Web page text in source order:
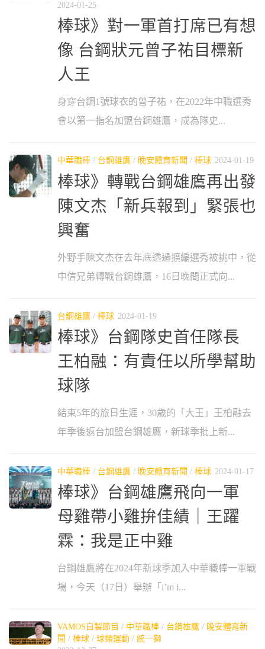
2024-01-25
棒球》對一軍首打席已有想
像 台鋼狀元曾子祐目標新
人王
身穿台鋼1號球衣的曾子祐，在2022年中職選秀
會以第一指名加盟台鋼雄鷹，成為隊史...
中華職棒 / 台鋼雄鷹 / 晚安體育新聞 / 棒球 2024-01-19
棒球》轉戰台鋼雄鷹再出發
陳文杰「新兵報到」緊張也
興奮
外野手陳文杰在去年底透過擴編選秀被挑中，從
中信兄弟轉戰台鋼雄鷹，16日晚間正式向...
台鋼雄鷹 / 棒球 2024-01-19
棒球》台鋼隊史首任隊長
王柏融：有責任以所學幫助
球隊
結束5年的旅日生涯，30歲的「大王」王柏融去
年季後返台加盟台鋼雄鷹，新球季批上新...
中華職棒 / 台鋼雄鷹 / 晚安體育新聞 / 棒球 2024-01-17
棒球》台鋼雄鷹飛向一軍
母雞帶小雞拚佳績｜王躍
霖：我是正中雞
台鋼雄鷹將在2024年新球季加入中華職棒一軍戰
場，今天（17日）舉辦「i’m i...
VAMOS自製節目 / 中華職棒 / 台鋼雄鷹 / 晚安體育新
聞 / 棒球 / 球類運動 / 統一獅